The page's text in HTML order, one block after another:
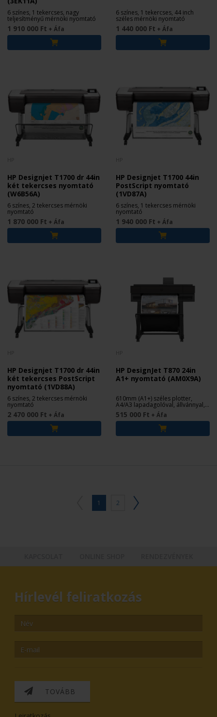
6 színes, 1 tekercses, nagy
teljesítményű mérnöki nyomtató
1 910 000 Ft + Áfa
6 színes, 1 tekercses, 44 inch
széles mérnöki nyomtató
1 440 000 Ft + Áfa
HP Designjet T1700 dr 44in
két tekercses nyomtató
(W6B56A)
6 színes, 2 tekercses mérnöki
nyomtató
1 870 000 Ft + Áfa
HP Designjet T1700 44in
PostScript nyomtató
(1VD87A)
6 színes, 1 tekercses mérnöki
nyomtató
1 940 000 Ft + Áfa
HP Designjet T1700 dr 44in
két tekercses PostScript
nyomtató (1VD88A)
6 színes, 2 tekercses mérnöki
nyomtató
2 470 000 Ft + Áfa
HP DesignJet T870 24in
A1+ nyomtató (AM0X9A)
610mm (A1+) széles plotter,
A4/A3 lapadagolóval, állvánnyal,
nagy kapacitású patronokkal, 2 év
garanciával
515 000 Ft + Áfa
1 2
Hírlevél feliratkozás
TOVÁBB